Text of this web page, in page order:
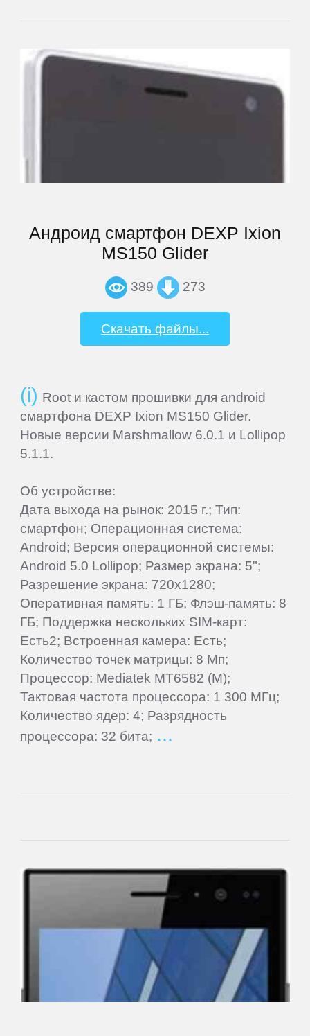
Андроид смартфон DEXP Ixion
MS150 Glider
389 273
Скачать файлы...
Root и кастом прошивки для android
смартфона DEXP Ixion MS150 Glider.
Новые версии Marshmallow 6.0.1 и Lollipop
5.1.1.
Об устройстве:
Дата выхода на рынок: 2015 г.; Тип:
смартфон; Операционная система:
Android; Версия операционной системы:
Android 5.0 Lollipop; Размер экрана: 5";
Разрешение экрана: 720x1280;
Оперативная память: 1 ГБ; Флэш-память: 8
ГБ; Поддержка нескольких SIM-карт:
Есть2; Встроенная камера: Есть;
Количество точек матрицы: 8 Мп;
Процессор: Mediatek MT6582 (M);
Тактовая частота процессора: 1 300 МГц;
Количество ядер: 4; Разрядность
процессора: 32 бита;
Roadmax
SHIRU
Smarty
Sony
Starway
Sunlink
Supra
TELEFUNKEN
Tesla
Turbopad